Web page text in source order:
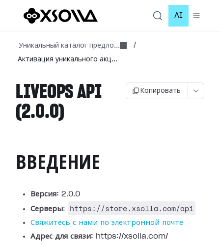
AI
Уникальный каталог предло...
/
Активация уникального акц...
LIVEOPS API
(2.0.0)
Копировать
ВВЕДЕНИЕ
Версия: 2.0.0
Серверы: https://store.xsolla.com/api
Свяжитесь с нами по электронной почте
Адрес для связи: https://xsolla.com/